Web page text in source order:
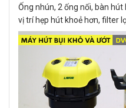
Ống nhún, 2 ống nối, bàn
vị trí hẹp hút khoẻ hơn, filter